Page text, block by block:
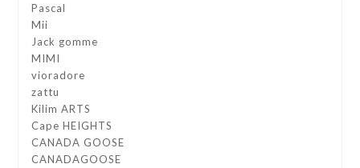
Pascal
Mii
Jack gomme
MIMI
vioradore
zattu
Kilim ARTS
Cape HEIGHTS
CANADA GOOSE
CANADAGOOSE